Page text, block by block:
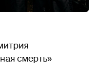
смерть»